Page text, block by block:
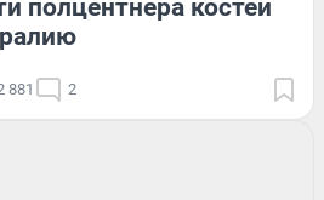
полцентнера костей
881 2